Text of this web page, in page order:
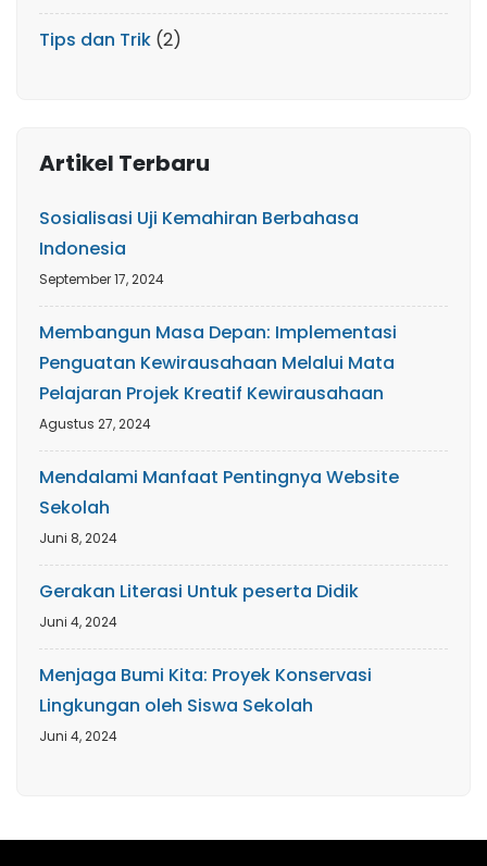
Tips dan Trik (2)
Artikel Terbaru
Sosialisasi Uji Kemahiran Berbahasa
Indonesia
September 17, 2024
Membangun Masa Depan: Implementasi
Penguatan Kewirausahaan Melalui Mata
Pelajaran Projek Kreatif Kewirausahaan
Agustus 27, 2024
Mendalami Manfaat Pentingnya Website
Sekolah
Juni 8, 2024
Gerakan Literasi Untuk peserta Didik
Juni 4, 2024
Menjaga Bumi Kita: Proyek Konservasi
Lingkungan oleh Siswa Sekolah
Juni 4, 2024